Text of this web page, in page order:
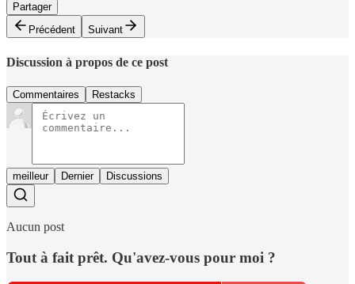
Partager
Précédent
Suivant
Discussion à propos de ce post
Commentaires Restacks
meilleur Dernier Discussions
Aucun post
Tout à fait prêt. Qu'avez-vous pour moi ?